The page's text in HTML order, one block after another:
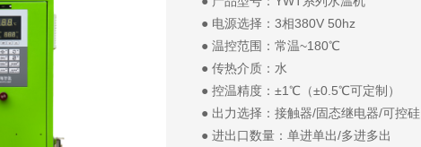
● 电源选择：3相380V 50hz
● 温控范围：常温~180℃
● 传热介质：水
● 控温精度：±1℃（±0.5℃可定制）
● 出力选择：接触器/固态继电器/可控硅
● 进出口数量：单进单出/多进多出